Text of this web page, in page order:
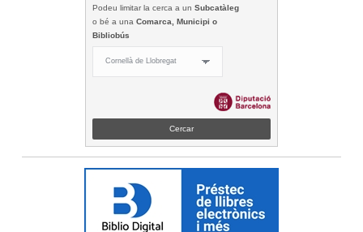
Podeu limitar la cerca a un Subcatàleg
o bé a una Comarca, Municipi o
Bibliobús